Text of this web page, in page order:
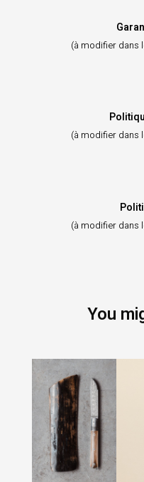
(à modifier dans
(à modifier dans
(à modifier dans
You